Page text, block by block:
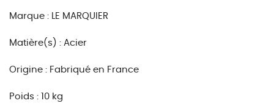
Marque : LE MARQUIER
Matière(s) : Acier
Origine : Fabriqué en France
Poids : 10 kg